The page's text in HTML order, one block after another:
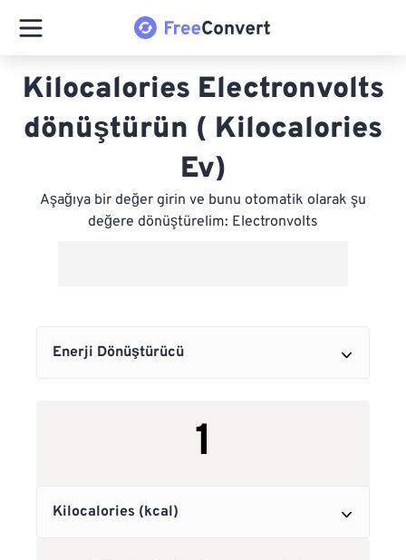
Kilocalories Electronvolts
dönüştürün ( Kilocalories
Ev)
Aşağıya bir değer girin ve bunu otomatik olarak şu
değere dönüştürelim: Electronvolts